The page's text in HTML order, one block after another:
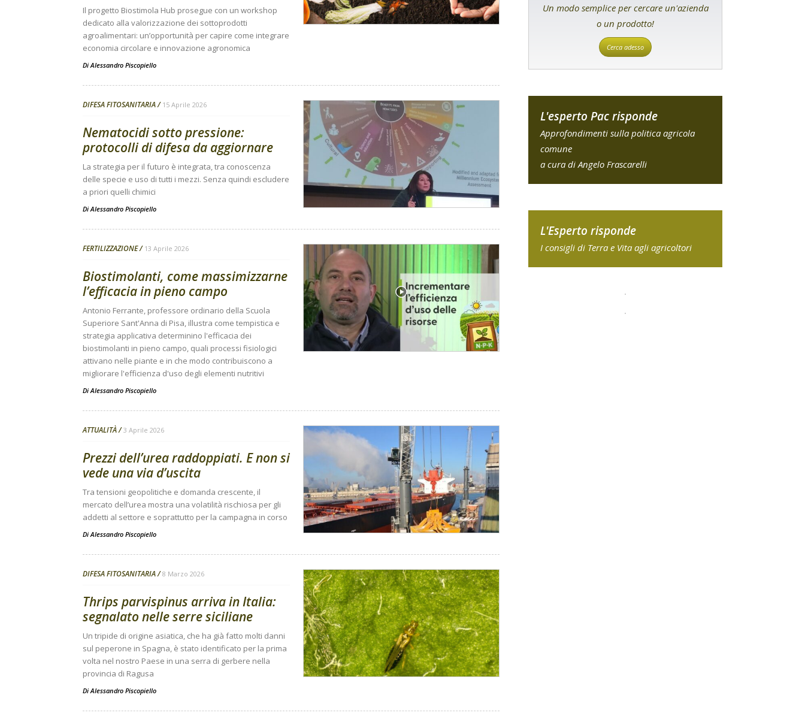
Il progetto Biostimola Hub prosegue con un workshop
dedicato alla valorizzazione dei sottoprodotti
agroalimentari: un’opportunità per capire come integrare
economia circolare e innovazione agronomica
DiAlessandro Piscopiello
DIFESA FITOSANITARIA 15 Aprile 2026
Nematocidi sotto pressione:
protocolli di difesa da aggiornare
La strategia per il futuro è integrata, tra conoscenza
delle specie e uso di tutti i mezzi. Senza quindi escludere
a priori quelli chimici
DiAlessandro Piscopiello
FERTILIZZAZIONE 13 Aprile 2026
Biostimolanti, come massimizzarne
l’efficacia in pieno campo
Antonio Ferrante, professore ordinario della Scuola
Superiore Sant'Anna di Pisa, illustra come tempistica e
strategia applicativa determinino l'efficacia dei
biostimolanti in pieno campo, quali processi fisiologici
attivano nelle piante e in che modo contribuiscono a
migliorare l'efficienza d'uso degli elementi nutritivi
DiAlessandro Piscopiello
ATTUALITÀ 3 Aprile 2026
Prezzi dell’urea raddoppiati. E non si
vede una via d’uscita
Tra tensioni geopolitiche e domanda crescente, il
mercato dell’urea mostra una volatilità rischiosa per gli
addetti al settore e soprattutto per la campagna in corso
DiAlessandro Piscopiello
DIFESA FITOSANITARIA 8 Marzo 2026
Thrips parvispinus arriva in Italia:
segnalato nelle serre siciliane
Un tripide di origine asiatica, che ha già fatto molti danni
sul peperone in Spagna, è stato identificato per la prima
volta nel nostro Paese in una serra di gerbere nella
provincia di Ragusa
DiAlessandro Piscopiello
Un modo semplice per cercare un'azienda
o un prodotto!
Cerca adesso
L'esperto Pac risponde
Approfondimenti sulla politica agricola
comune
a cura di Angelo Frascarelli
L'Esperto risponde
I consigli di Terra e Vita agli agricoltori